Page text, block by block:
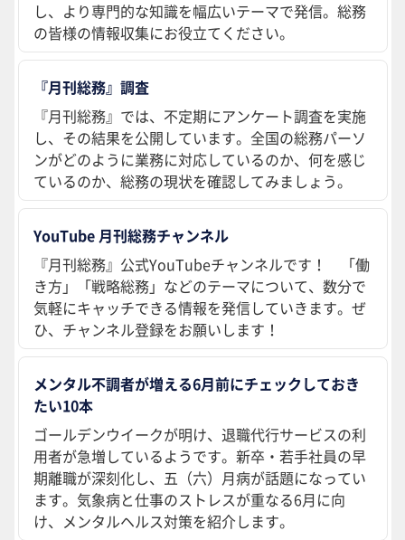
し、より専門的な知識を幅広いテーマで発信。総務
の皆様の情報収集にお役立てください。
『月刊総務』調査
『月刊総務』では、不定期にアンケート調査を実施
し、その結果を公開しています。全国の総務パーソ
ンがどのように業務に対応しているのか、何を感じ
ているのか、総務の現状を確認してみましょう。
YouTube 月刊総務チャンネル
『月刊総務』公式YouTubeチャンネルです！ 「働
き方」「戦略総務」などのテーマについて、数分で
気軽にキャッチできる情報を発信していきます。ぜ
ひ、チャンネル登録をお願いします！
メンタル不調者が増える6月前にチェックしておき
たい10本
ゴールデンウイークが明け、退職代行サービスの利
用者が急増しているようです。新卒・若手社員の早
期離職が深刻化し、五（六）月病が話題になってい
ます。気象病と仕事のストレスが重なる6月に向
け、メンタルヘルス対策を紹介します。